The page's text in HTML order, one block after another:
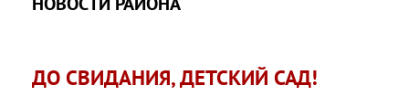
ДО СВИДАНИЯ, ДЕТСКИЙ САД!